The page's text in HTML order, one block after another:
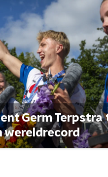
Germ
wereldrecord